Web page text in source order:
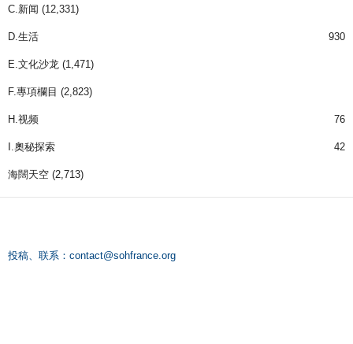
C.新闻 (12,331)
D.生活 930
E.文化沙龙 (1,471)
F.專項欄目 (2,823)
H.视频 76
I.奧秘探索 42
海闊天空 (2,713)
投稿、联系： contact@sohfrance.org